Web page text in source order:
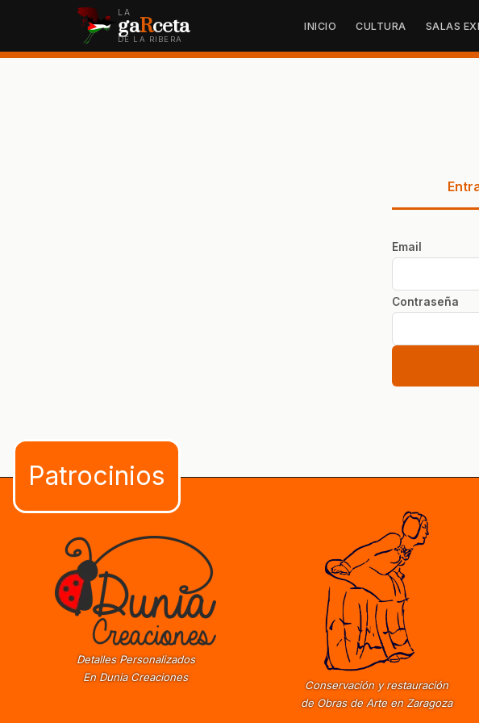
LA
gaRceta
DE LA RIBERA
INICIO CULTURA SALAS
Email
Contraseña
Detalles Personalizados
En Dunia Creaciones
Conservación y restauración
de Obras de Arte en Zaragoza